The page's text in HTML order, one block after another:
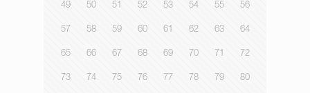
49 50 51 52 53 54 55 56
57 58 59 60 61 62 63 64
65 66 67 68 69 70 71 72
73 74 75 76 77 78 79 80